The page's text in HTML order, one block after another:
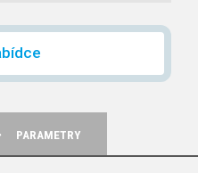
PARAMETRY